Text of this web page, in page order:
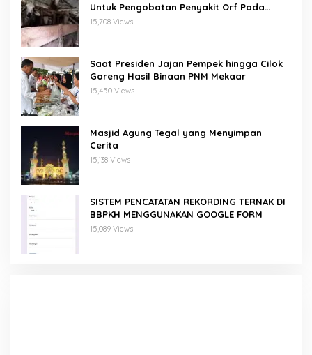
Untuk Pengobatan Penyakit Orf Pada
Domba/Kambing
15,708 Views
Saat Presiden Jajan Pempek hingga Cilok
Goreng Hasil Binaan PNM Mekaar
15,450 Views
Masjid Agung Tegal yang Menyimpan
Cerita
15,138 Views
SISTEM PENCATATAN REKORDING TERNAK DI
BBPKH MENGGUNAKAN GOOGLE FORM
15,089 Views